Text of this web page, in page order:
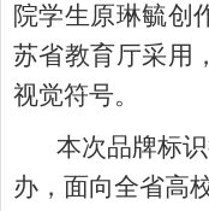
院学生原琳毓创
苏省教育厅采用
视觉符号。
本次品牌标识
办，面向全省高